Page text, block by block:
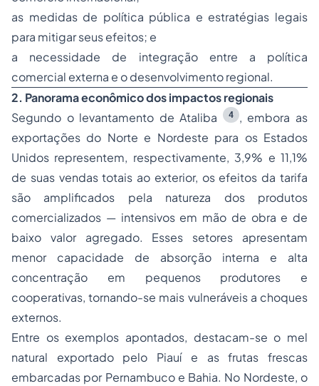
as medidas de política pública e estratégias legais
para mitigar seus efeitos; e
a necessidade de integração entre a política
comercial externa e o desenvolvimento regional.
2. Panorama econômico dos impactos regionais
Segundo o levantamento de Ataliba
4 , embora as
exportações do Norte e Nordeste para os Estados
Unidos representem, respectivamente, 3,9% e 11,1%
de suas vendas totais ao exterior, os efeitos da tarifa
são amplificados pela natureza dos produtos
comercializados — intensivos em mão de obra e de
baixo valor agregado. Esses setores apresentam
menor capacidade de absorção interna e alta
concentração em pequenos produtores e
cooperativas, tornando-se mais vulneráveis a choques
externos.
Entre os exemplos apontados, destacam-se o mel
natural exportado pelo Piauí e as frutas frescas
embarcadas por Pernambuco e Bahia. No Nordeste, o